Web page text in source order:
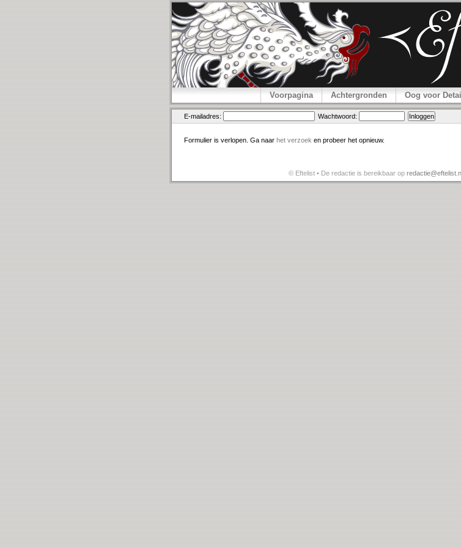
Voorpagina Achtergronden Oog voor Detail
E-mailadres: Wachtwoord:
Formulier is verlopen. Ga naar het verzoek en probeer het opnieuw.
© Eftelist • De redactie is bereikbaar op